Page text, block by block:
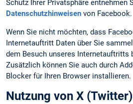
Schutz Ihrer Privatsphäre entnehmen
Datenschutzhinweisen von Facebook.
Wenn Sie nicht möchten, dass
Internetauftritt Daten über Sie
dem Besuch unseres Internetauftritts
Zusätzlich können Sie auch durch
Blocker für Ihren Browser installieren.
Nutzung von X (Twitter)